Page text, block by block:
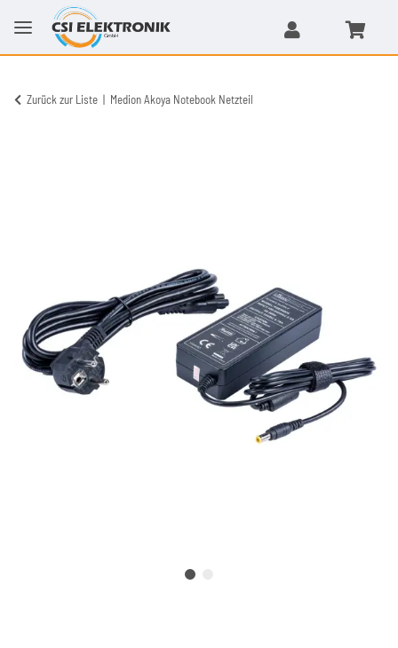
Zurück zur Liste Medion Akoya Notebook Netzteil